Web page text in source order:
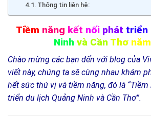
Thông tin liên hệ:
Tiềm năng kết nối phát triển
Ninhvà Cần Thơ năm
Chào mừng các bạn đến với blog của
viết này, chúng ta sẽ cùng nhau khám
hết sức thú vị và tiềm năng, đó là
triển du lịch Quảng Ninh và Cần Thơ”.